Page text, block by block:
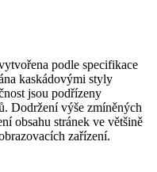
podle specifikace
kaskádovými styly
jsou podřízeny
Dodržení výše zmíněných
obsahu stránek ve většině
zařízení.